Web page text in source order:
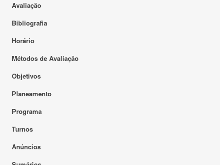
Avaliação
Bibliografia
Horário
Métodos de Avaliação
Objetivos
Planeamento
Programa
Turnos
Anúncios